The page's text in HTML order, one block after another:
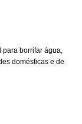
para borrifar água,
domésticas e de